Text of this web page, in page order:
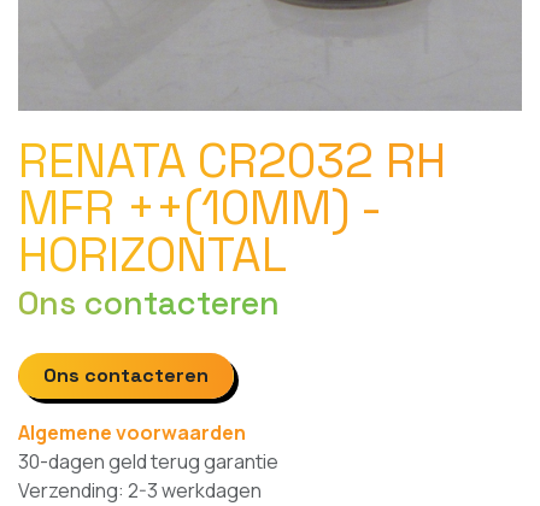
RENATA CR2032 RH
MFR ++(10MM) -
HORIZONTAL
Ons contacteren
Ons contacteren
Algemene voorwaarden
30-dagen geld terug garantie
Verzending: 2-3 werkdagen